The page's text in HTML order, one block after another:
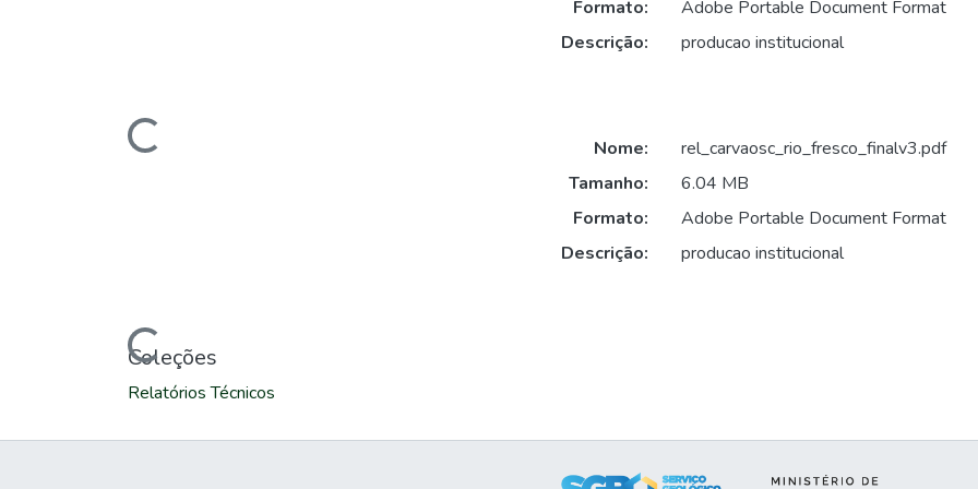
Carregando...
Formato:
Adobe Portable Document Format
Descrição:
producao institucional
Carregando...
Nome:
rel_carvaosc_rio_fresco_finalv3.pdf
Tamanho:
6.04 MB
Formato:
Adobe Portable Document Format
Descrição:
producao institucional
Coleções
Relatórios Técnicos